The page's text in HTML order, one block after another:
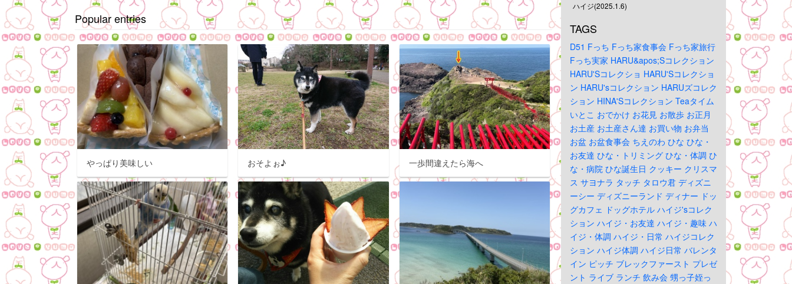
Popular entries
やっぱり美味しい おそよぉ♪ 一歩間違えたら海へ
ハイジ(2025.1.6)
TAGS
D51 Fっち Fっち家食事会 Fっち家旅行
Fっち実家 HARU&apos;Sコレクション
HARU'Sコレクショ HARU'Sコレクショ
ン HARU'sコレクション HARUズコレク
ション HINA'Sコレクション Teaタイム
いとこ おでかけ お花見 お散歩 お正月
お土産 お土産さん達 お買い物 お弁当
お盆 お盆食事会 ちえのわ ひな ひな・
お友達 ひな・トリミング ひな・体調 ひ
な・病院 ひな誕生日 クッキー クリスマ
ス サヨナラ タッチ タロウ君 ディズニ
ーシー ディズニーランド ディナー ドッ
グカフェ ドッグホテル ハイジ'sコレク
ション ハイジ・お友達 ハイジ・趣味 ハ
イジ・体調 ハイジ・日常 ハイジコレク
ション ハイジ体調 ハイジ日常 バレンタ
イン ピッチ ブレックファースト プレゼ
ント ライブ ランチ 飲み会 甥っ子姪っ